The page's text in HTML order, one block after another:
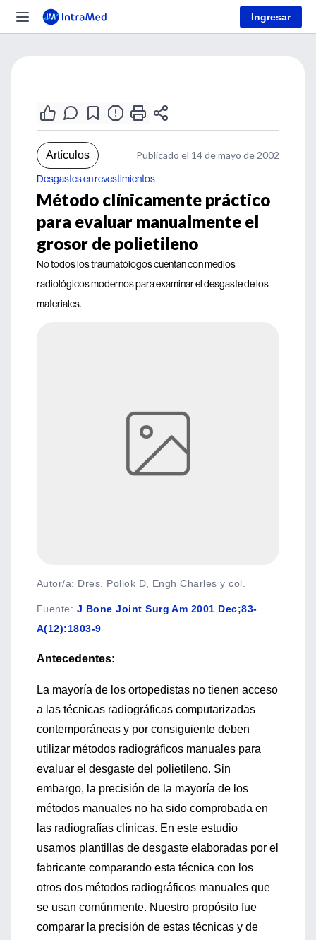
Ingresar
Artículos Publicado el 14 de mayo de 2002
Desgastes en revestimientos
Método clínicamente práctico
para evaluar manualmente el
grosor de polietileno
No todos los traumatólogos cuentan con medios
radiológicos modernos para examinar el desgaste de los
materiales.
Autor/a: Dres. Pollok D, Engh Charles y col.
Fuente: J Bone Joint Surg Am 2001 Dec;83-
A(12):1803-9
Antecedentes:
La mayoría de los ortopedistas no tienen acceso
a las técnicas radiográficas computarizadas
contemporáneas y por consiguiente deben
utilizar métodos radiográficos manuales para
evaluar el desgaste del polietileno. Sin
embargo, la precisión de la mayoría de los
métodos manuales no ha sido comprobada en
las radiografías clínicas. En este estudio
usamos plantillas de desgaste elaboradas por el
fabricante comparando esta técnica con los
otros dos métodos radiográficos manuales que
se usan comúnmente. Nuestro propósito fue
comparar la precisión de estas técnicas y de